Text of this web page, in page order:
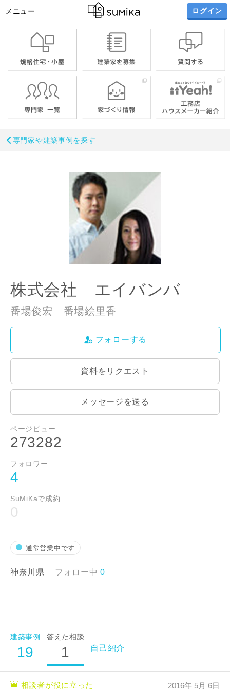
メニュー ログイン
専門家や建築事例を探す
株式会社 エイバンバ
番場俊宏 番場絵里香
フォローする
資料をリクエスト
メッセージを送る
ページビュー
273282
フォロワー
4
SuMiKaで成約
0
通常営業中です
神奈川県 フォロー中 0
建築事例
19
答えた相談
1 自己紹介
2016年 5月 6日
相談者が役に立った
メールアドレス
都道府県
市区町村
番地、建物名
完成希望時期
専門家の都合により、資料の送付が遅くなったり、送付